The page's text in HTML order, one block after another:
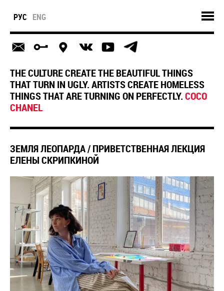
РУС ENG
THE CULTURE CREATE THE BEAUTIFUL THINGS
THAT TURN IN UGLY. ARTISTS CREATE HOMELESS
THINGS THAT ARE TURNING ON PERFECTLY.COCO
CHANEL
ЗЕМЛЯ ЛЕОПАРДА / ПРИВЕТСТВЕННАЯ ЛЕКЦИЯ
ЕЛЕНЫ СКРИПКИНОЙ